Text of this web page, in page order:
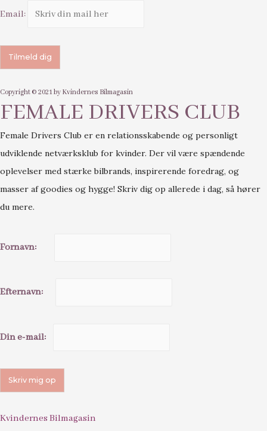
Email:
Copyright © 2021 by Kvindernes Bilmagasin
FEMALE DRIVERS CLUB
Female Drivers Club er en relationsskabende og personligt
udviklende netværksklub for kvinder. Der vil være spændende
oplevelser med stærke bilbrands, inspirerende foredrag, og
masser af goodies og hygge! Skriv dig op allerede i dag, så hører
du mere.
Fornavn:
Efternavn:
Din e-mail:
Kvindernes Bilmagasin